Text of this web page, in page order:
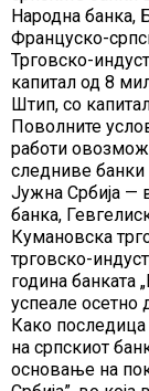
Народна банка,
Француско-
Трговско-
капитал од 8
Штип, со
Поволните
работи
следниве банки
Јужна Србија —
банка,
Кумановска
трговско-
година банката
успеале осетно
Како последица
на српскиот
основање на